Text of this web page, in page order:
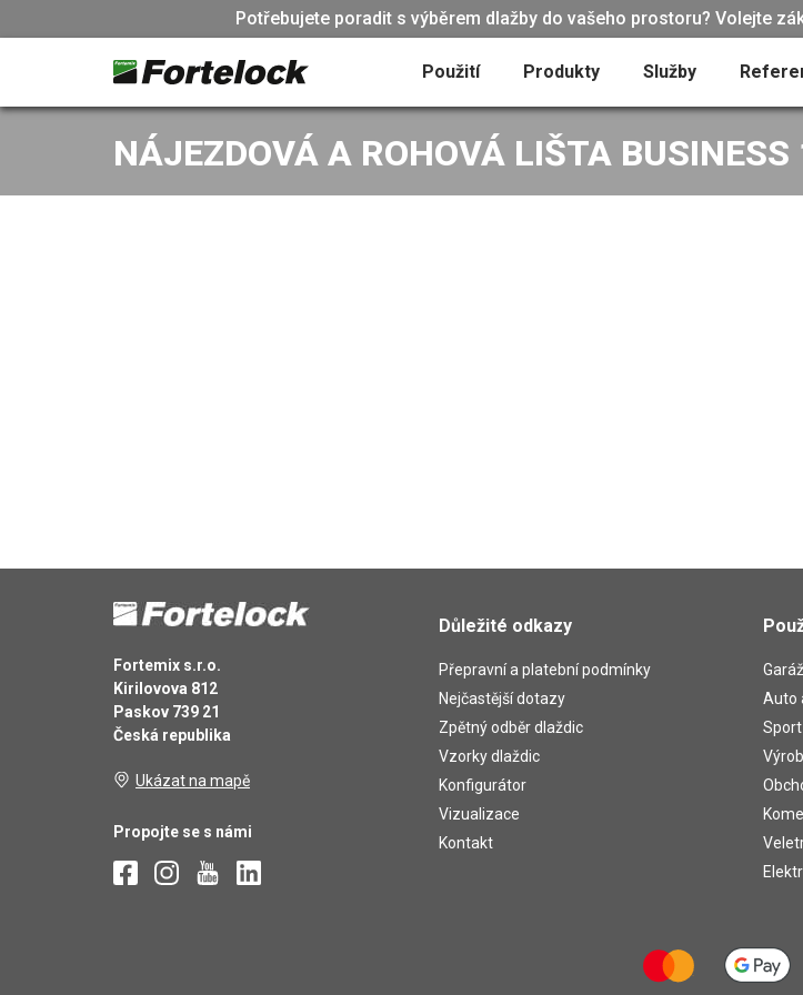
Potřebujete poradit s výběrem dlažby do vašeho prostoru? Volejte
Použití Produkty Služby
NÁJEZDOVÁ A ROHOVÁ LIŠTA
Fortemix s.r.o.
Kirilovova 812
Paskov 739 21
Česká republika
Ukázat na mapě
Propojte se s námi
Důležité odkazy
Přepravní a platební podmínky
Nejčastější dotazy
Zpětný odběr dlaždic
Vzorky dlaždic
Konfigurátor
Vizualizace
Kontakt
Auto